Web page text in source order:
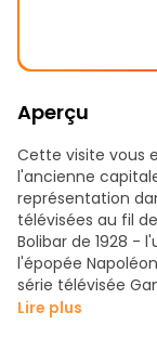
Aperçu
Cette visite vous
l'ancienne
représentation
télévisées au fil
Bolibar de 1928 -
l'épopée
série télévisée
Lire plus